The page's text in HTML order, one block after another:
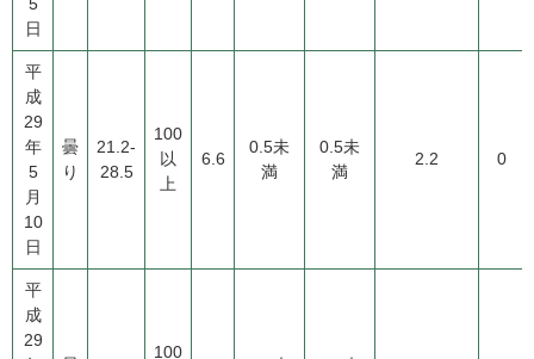
日
平
成
29
年
5
月
10
日
曇
り
21.2-
28.5
100
以
上
6.6
0.5未
満
0.5未
満
2.2 0
平
成
29
100